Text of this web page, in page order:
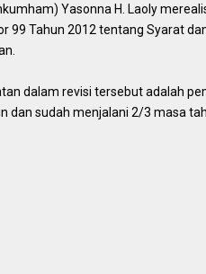
Yasonna H. Laoly
99 Tahun 2012 tentang Syarat
dalam revisi tersebut adalah
dan sudah menjalani 2/3 masa